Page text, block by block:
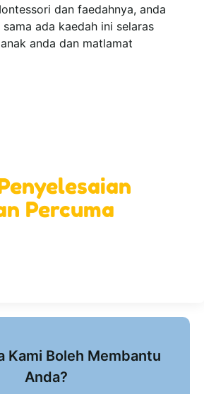
dan faedahnya, anda
ada kaedah ini selaras
anda dan matlamat
Percuma
Kami Boleh Membantu
Anda?